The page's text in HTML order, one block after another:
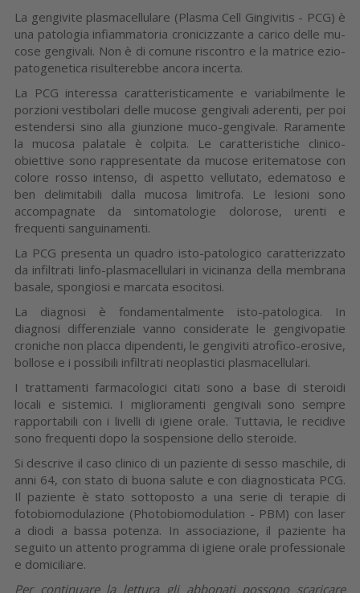
La gengivite plasmacellulare (Plasma Cell Gingivitis - PCG) è
una patologia infiam­matoria cronicizzante a carico delle mu­
cose gengivali. Non è di comune riscon­tro e la matrice ezio-
patogenetica risulte­rebbe ancora incerta.
La PCG interessa caratteristicamente e variabilmente le
porzioni vestibolari delle mucose gengivali aderenti, per poi
esten­dersi sino alla giunzione muco-gengivale. Raramente
la mucosa palatale è colpita. Le caratteristiche clinico-
obiettive sono rappresentate da mucose eritematose con
colore rosso intenso, di aspetto vel­lutato, edematoso e
ben delimitabili dalla mucosa limitrofa. Le lesioni sono
accom­pagnate da sintomatologie dolorose, urenti e
frequenti sanguinamenti.
La PCG presenta un quadro isto-patolo­gico caratterizzato
da infiltrati linfo-pla­smacellulari in vicinanza della membrana
basale, spongiosi e marcata esocitosi.
La diagnosi è fondamentalmente isto-pa­tologica. In
diagnosi differenziale vanno considerate le gengivopatie
croniche non placca dipendenti, le gengiviti atrofico-erosive,
bollose e i possibili infiltrati neo­plastici plasmacellulari.
I trattamenti farmacologici citati sono a base di steroidi
locali e sistemici. I miglio­ramenti gengivali sono sempre
rapporta­bili con i livelli di igiene orale. Tuttavia, le recidive
sono frequenti dopo la sospen­sione dello steroide.
Si descrive il caso clinico di un paziente di sesso maschile, di
anni 64, con stato di buona salute e con diagnosticata PCG.
Il paziente è stato sottoposto a una serie di terapie di
fotobiomodulazione (Photo­biomodulation - PBM) con laser
a diodi a bassa potenza. In associazione, il pazien­te ha
seguito un attento programma di igiene orale professionale
e domiciliare.
Per continuare la lettura gli abbonati possono scaricare